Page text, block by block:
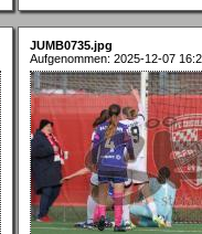
JUMB0735.jpg
Aufgenommen: 2025-12-07